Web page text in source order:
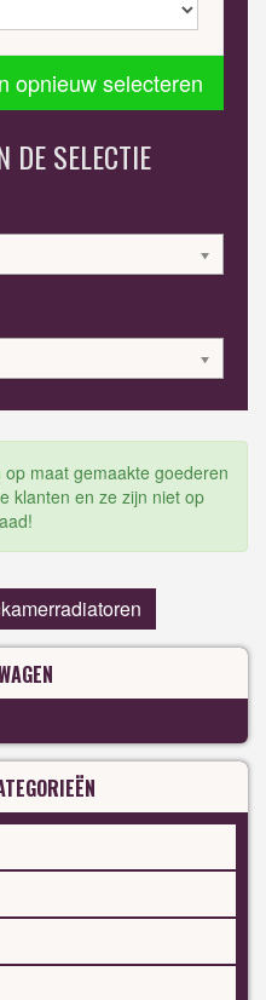
opnieuw selecteren
DE SELECTIE
maat gemaakte goederen
klanten en ze zijn niet op